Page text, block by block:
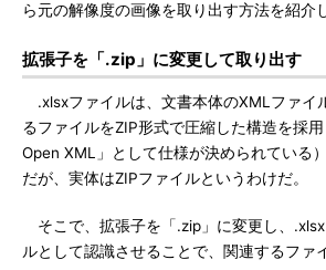
ら元の解像度の画像を取り出す方法を紹介
拡張子を「.zip」に変更して取り出す
.xlsxファイルは、文書本体のXMLファイ
るファイルをZIP形式で圧縮した構造を採
Open XML」として仕様が決められている
だが、実体はZIPファイルというわけだ。
そこで、拡張子を「.zip」に変更し、
ルとして認識させることで、関連するファ